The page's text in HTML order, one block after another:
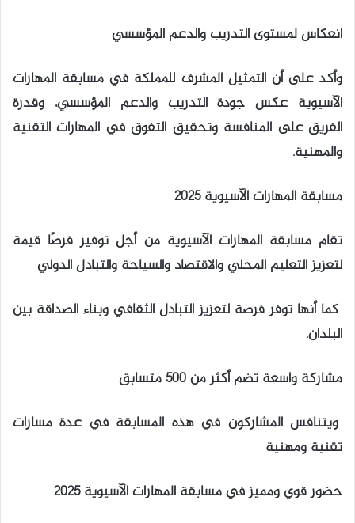
انعكاس لمستوى التدريب والدعم المؤسسي
وأكد على أن التمثيل المشرف للمملكة في مسابقة المهارات
الآسيوية عكس جودة التدريب والدعم المؤسسي، وقدرة
الفريق على المنافسة وتحقيق التفوق في المهارات التقنية
والمهنية.
مسابقة المهارات الآسيوية 2025
تقام مسابقة المهارات الآسيوية من أجل توفير فرصًا قيمة
لتعزيز التعليم المحلي والاقتصاد والسياحة والتبادل الدولي
كما أنها توفر فرصة لتعزيز التبادل الثقافي وبناء الصداقة بين
البلدان.
مشاركة واسعة تضم أكثر من 500 متسابق
ويتنافس المشاركون في هذه المسابقة في عدة مسارات
تقنية ومهنية
حضور قوي ومميز في مسابقة المهارات الآسيوية 2025